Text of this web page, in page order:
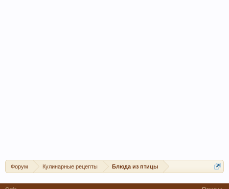
Форум Кулинарные рецепты Блюда из птицы